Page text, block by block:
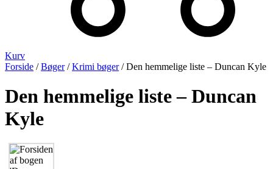
Kurv
Forside /Bøger/Krimi bøger/ Den hemmelige liste – Duncan Kyle
Den hemmelige liste – Duncan
Kyle